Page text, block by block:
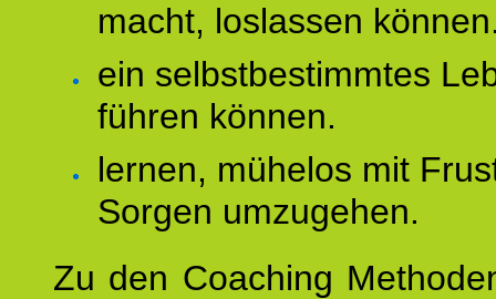
macht, loslassen
ein selbstbestimmtes
führen können.
lernen, mühelos mit
Sorgen umzugehen.
Zu den Coaching